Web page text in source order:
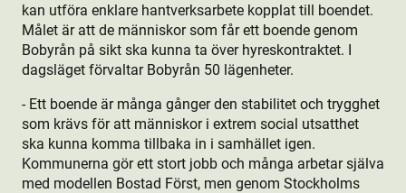
kan utföra enklare hantverksarbete kopplat till boendet.
Målet är att de människor som får ett boende genom
Bobyrån på sikt ska kunna ta över hyreskontraktet. I
dagsläget förvaltar Bobyrån 50 lägenheter.
- Ett boende är många gånger den stabilitet och trygghet
som krävs för att människor i extrem social utsatthet
ska kunna komma tillbaka in i samhället igen.
Kommunerna gör ett stort jobb och många arbetar själva
med modellen Bostad Först, men genom Stockholms